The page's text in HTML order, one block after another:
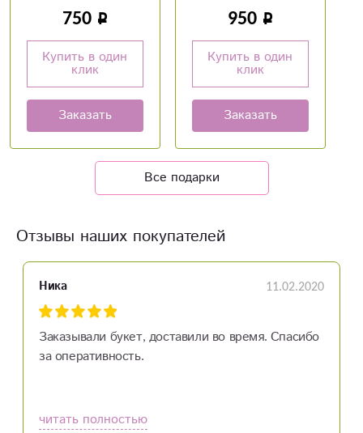
950
Купить в один
клик
Заказать
50
Купить в один
клик
Заказать
Все подарки
Отзывы наших покупателей
Ника 11.02.2020
Заказывали букет, доставили во время. Спасибо
за оперативность.
читать полностью